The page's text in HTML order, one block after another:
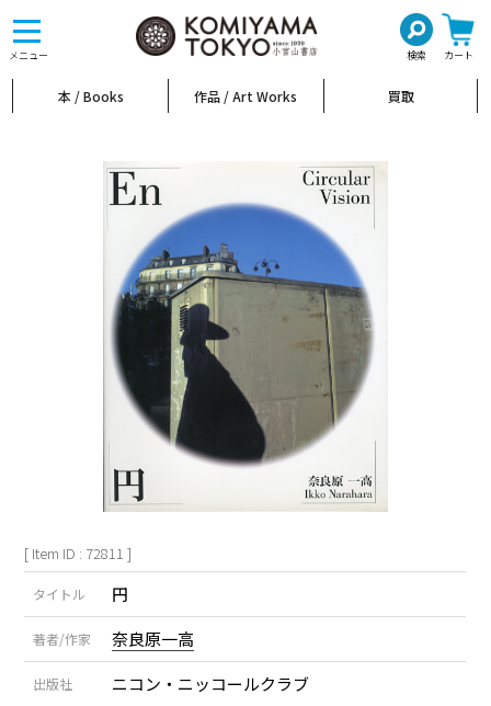
メニュー 検索 カート
toggle
navigation
本 / Books 作品 / Art Works 買取
[ Item ID : 72811 ]
タイトル 円
著者/作家 奈良原一高
出版社 ニコン・ニッコールクラブ